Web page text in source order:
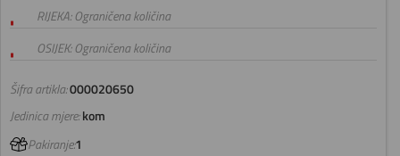
Šifra artikla:000020650
RIJEKA: Ograničena količina
OSIJEK: Ograničena količina
Jedinica mjere:kom
Pakiranje:1